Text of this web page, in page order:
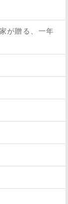
が贈る、一年